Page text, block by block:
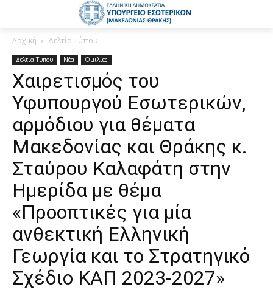
Αρχική Δελτία Τύπου
Δελτία Τύπου Νέα Ομιλίες
Χαιρετισμός του
Υφυπουργού Εσωτερικών,
αρμόδιου για θέματα
Μακεδονίας και Θράκης κ.
Σταύρου Καλαφάτη στην
Ημερίδα με θέμα
«Προοπτικές για μία
ανθεκτική Ελληνική
Γεωργία και το Στρατηγικό
Σχέδιο ΚΑΠ 2023-2027»